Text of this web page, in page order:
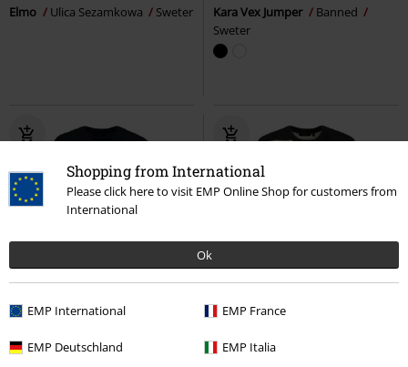
Shopping from International
Please click here to visit EMP Online Shop for customers from
International
Ok
EMP International EMP France
EMP Deutschland EMP Italia
Elmo Ulica Sezamkowa Sweter Kara Vex Jumper
Banned
Sweter
Cozy Kitty RED by EMP